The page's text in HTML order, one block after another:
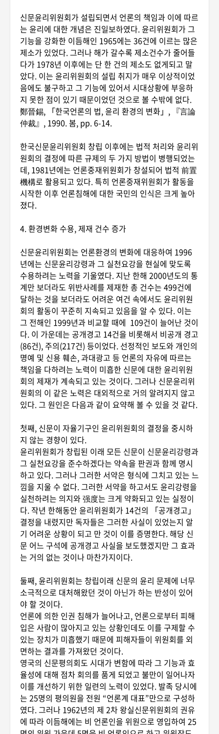
신문윤리위원회가 설립되면서 언론의 책임과 이에 따르
는 윤리에 대한 개념은 진일보하였다. 윤리위원회가 그
기능을 강화한 이듬해인 1965에는 36건에 이르는 많은
제소가 있었다. 그러나 해가 갈수록 제소건수가 줄어들
다가 1978년 이후에는 단 한 건의 제소도 없게되고 말
았다. 이는 윤리위원회의 설립 취지가 매우 이상적이었
음에도 불구하고 그 기능에 있어서 시대상황에 부응하
지 못한 점이 있기 때문이었던 것으로 볼 수밖에 없다.
鄭晉錫, 「한국언론의 법, 윤리 환경의 변화」, 『言論
仲裁』, 1990. 봄, pp. 6-14.
한국신문윤리위원회 창립 이후에는 법적 처리와 윤리위
원회의 결정에 따른 규제의 두 가지 방법이 병행되었는
데, 1981년에는 언론중재위원회가 창설되어 법적 前置
機構로 활용되고 있다. 특히 언론중재위원회가 활동을
시작한 이후 언론침해에 대한 국민의 인식은 크게 높아
졌다.
4. 환경변화 수용, 제재 건수 증가
신문윤리위원회는 언론환경의 변화에 대응하여 1996
년에는 신문윤리강령과 그 실천요강을 현실에 맞도록
수용하려는 노력을 기울였다. 지난 한해 2000년도의 통
계만 보더라도 위반사례를 제재한 총 건수는 499건에
달하는 것을 보더라도 어려운 여건 속에서도 윤리위원
회의 활동이 꾸준히 지속되고 있음을 알 수 있다. 이는
그 전해인 1999년과 비교할 때에 109건이 늘어난 것이
다. 이 가운데는 공개경고 14건을 비롯해서 비공개 경고
(86건), 주의(217건) 등이었다. 선정적인 보도와 개인의
명예 및 신용 훼손, 과대광고 등 언론의 자유에 따르는
책임을 다하려는 노력이 미흡한 신문에 대한 윤리위원
회의 제재가 계속되고 있는 것이다. 그러나 신문윤리위
원회의 이 같은 노력은 대외적으로 거의 알려지지 않고
있다. 그 원인은 다음과 같이 요약해 볼 수 있을 것 같다.
첫째, 신문이 자율기구인 윤리위원회의 결정을 중시하
지 않는 경향이 있다.
윤리위원회가 창립된 이래 모든 신문이 신문윤리강령과
그 실천요강을 준수하겠다는 약속을 판권과 함께 명시
하고 있다. 그러나 그러한 서약은 형식에 그치고 있는 느
낌을 지울 수 없다. 그러한 서약을 하고서도 윤리강령을
실천하려는 의지와 强度는 크게 약화되고 있는 실정이
다. 작년 한해동안 윤리위원회가 14건의 「공개경고」
결정을 내렸지만 독자들은 그러한 사실이 있었는지 알
기 어려운 상황이 되고 만 것이 이를 증명한다. 해당 신
문 어느 구석에 공개경고 사실을 보도했겠지만 그 효과
는 거의 없는 것이나 마찬가지이다.
둘째, 윤리위원회는 창립이래 신문의 윤리 문제에 너무
소극적으로 대처해왔던 것이 아닌가 하는 반성이 있어
야 할 것이다.
언론에 의한 인권 침해가 늘어나고, 언론으로부터 피해
입은 사람이 많아지고 있는 상황인데도 이를 구제할 수
있는 장치가 미흡했기 때문에 피해자들이 위원회를 외
면하는 결과를 가져왔던 것이다.
영국의 신문평의회도 시대가 변함에 따라 그 기능과 효
율성에 대해 점차 회의를 품게 되었고 불만이 일어나자
이를 개선하기 위한 일련의 노력이 있었다. 발족 당시에
는 25명의 평의원을 전원 “언론계 대표”만으로 구성하
였다. 그러나 1962년의 제 2차 왕실신문위원회의 권유
에 따라 이듬해에는 비 언론인을 위원으로 영입하여 25